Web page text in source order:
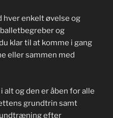
hver enkelt øvelse og
og
klar til at komme i gang
eller sammen med
og den er åben for alle
grundtrin samt
efter